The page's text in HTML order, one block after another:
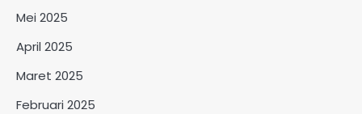
Mei 2025
April 2025
Maret 2025
Februari 2025